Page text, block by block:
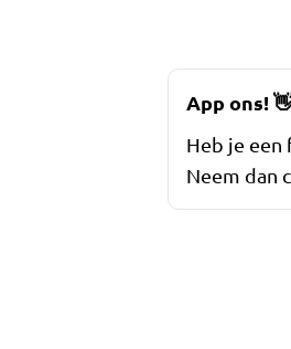
App ons!
Heb je
Neem dan